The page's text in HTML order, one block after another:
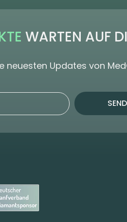
WARTEN AUF
neuesten Updates von